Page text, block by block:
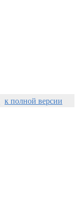
к полной версии